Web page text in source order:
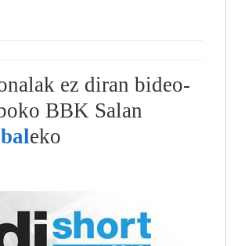
ez diran bideo-
BBK Salan
eko